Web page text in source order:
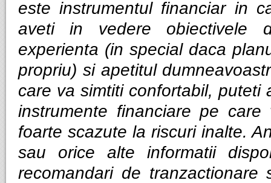
este instrumentul financiar in
aveti in vedere obiectivele
experienta (in special daca
propriu) si apetitul
care va simtiti confortabil, puteti
instrumente financiare pe
foarte scazute la riscuri inalte.
sau orice alte informatii
recomandari de